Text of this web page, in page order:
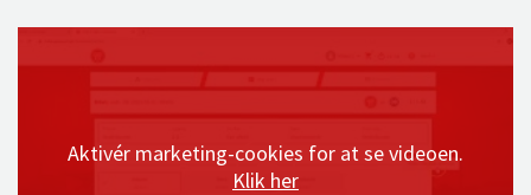
Aktivér marketing-cookies for at se videoen.
Klik her